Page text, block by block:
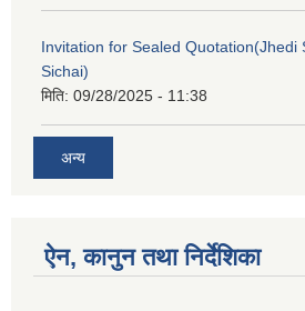
Invitation for Sealed Quotation(Jhedi
Sichai)
मिति: 09/28/2025 - 11:38
अन्य
ऐन, कानुन तथा निर्देशिका